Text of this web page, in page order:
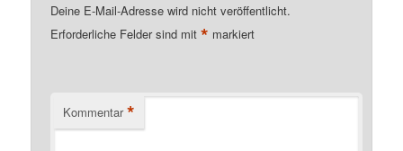
Deine E-Mail-Adresse wird nicht veröffentlicht.
Erforderliche Felder sind mit* markiert
Kommentar *